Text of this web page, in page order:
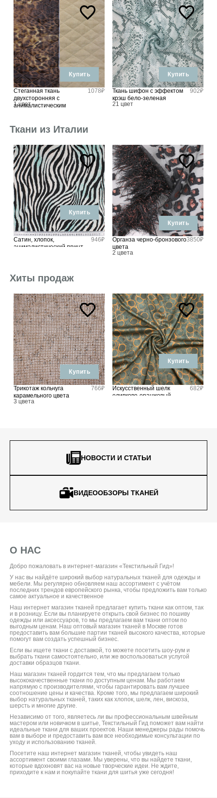
Купить
Стеганная ткань
двухсторонняя с
анималистическим
1 цвет
1078₽
Купить
Ткань шифон с эффектом
крэш бело-зеленая
21 цвет
902₽
Ткани из Италии
Купить
Сатин, хлопок,
анималистический принт
946₽
Купить
Органза черно-бронзового
цвета
2 цвета
3850₽
Хиты продаж
Купить
Трикотаж кольчуга
карамельного цвета
3 цвета
766₽
Купить
Искусственный шелк
оливково-оранжевый
682₽
НОВОСТИ И СТАТЬИ
ВИДЕООБЗОРЫ ТКАНЕЙ
О НАС
Добро пожаловать в интернет-магазин «Текстильный Гид»!
У нас вы найдёте широкий выбор натуральных тканей для одежды и
мебели. Мы регулярно обновляем наш ассортимент с учётом
последних трендов европейского рынка, чтобы предложить вам только
самое актуальное и качественное
Наш интернет магазин тканей предлагает купить ткани как оптом, так
и в розницу. Если вы планируете открыть свой бизнес по пошиву
одежды или аксессуаров, то мы предлагаем вам ткани оптом по
выгодным ценам. Наш оптовый магазин тканей в Москве готов
предоставить вам большие партии тканей высокого качества, которые
помогут вам создать успешный бизнес.
Если вы ищете ткани с доставкой, то можете посетить шоу-рум и
выбрать ткани самостоятельно, или же воспользоваться услугой
доставки образцов ткани.
Наш магазин тканей гордится тем, что мы предлагаем только
высококачественные ткани по доступным ценам. Мы работаем
напрямую с производителями, чтобы гарантировать вам лучшее
соотношение цены и качества. Кроме того, мы предлагаем широкий
выбор натуральных тканей, таких как хлопок, шелк, лен, вискоза,
шерсть и многие другие.
Независимо от того, являетесь ли вы профессиональным швейным
мастером или новичком в шитье, Текстильный Гид поможет вам найти
идеальные ткани для ваших проектов. Наши менеджеры рады помочь
вам в выборе и предоставить вам все необходимые консультации по
уходу и использованию тканей.
Посетите наш интернет магазин тканей, чтобы увидеть наш
ассортимент своими глазами. Мы уверены, что вы найдете ткани,
которые вдохновят вас на новые творческие идеи. Не ждите,
приходите к нам и покупайте ткани для шитья уже сегодня!